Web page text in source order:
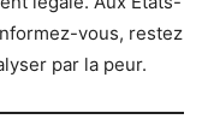
vous, restez
par la peur.